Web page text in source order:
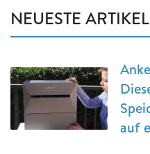
NEUESTE ARTIKEL
auf